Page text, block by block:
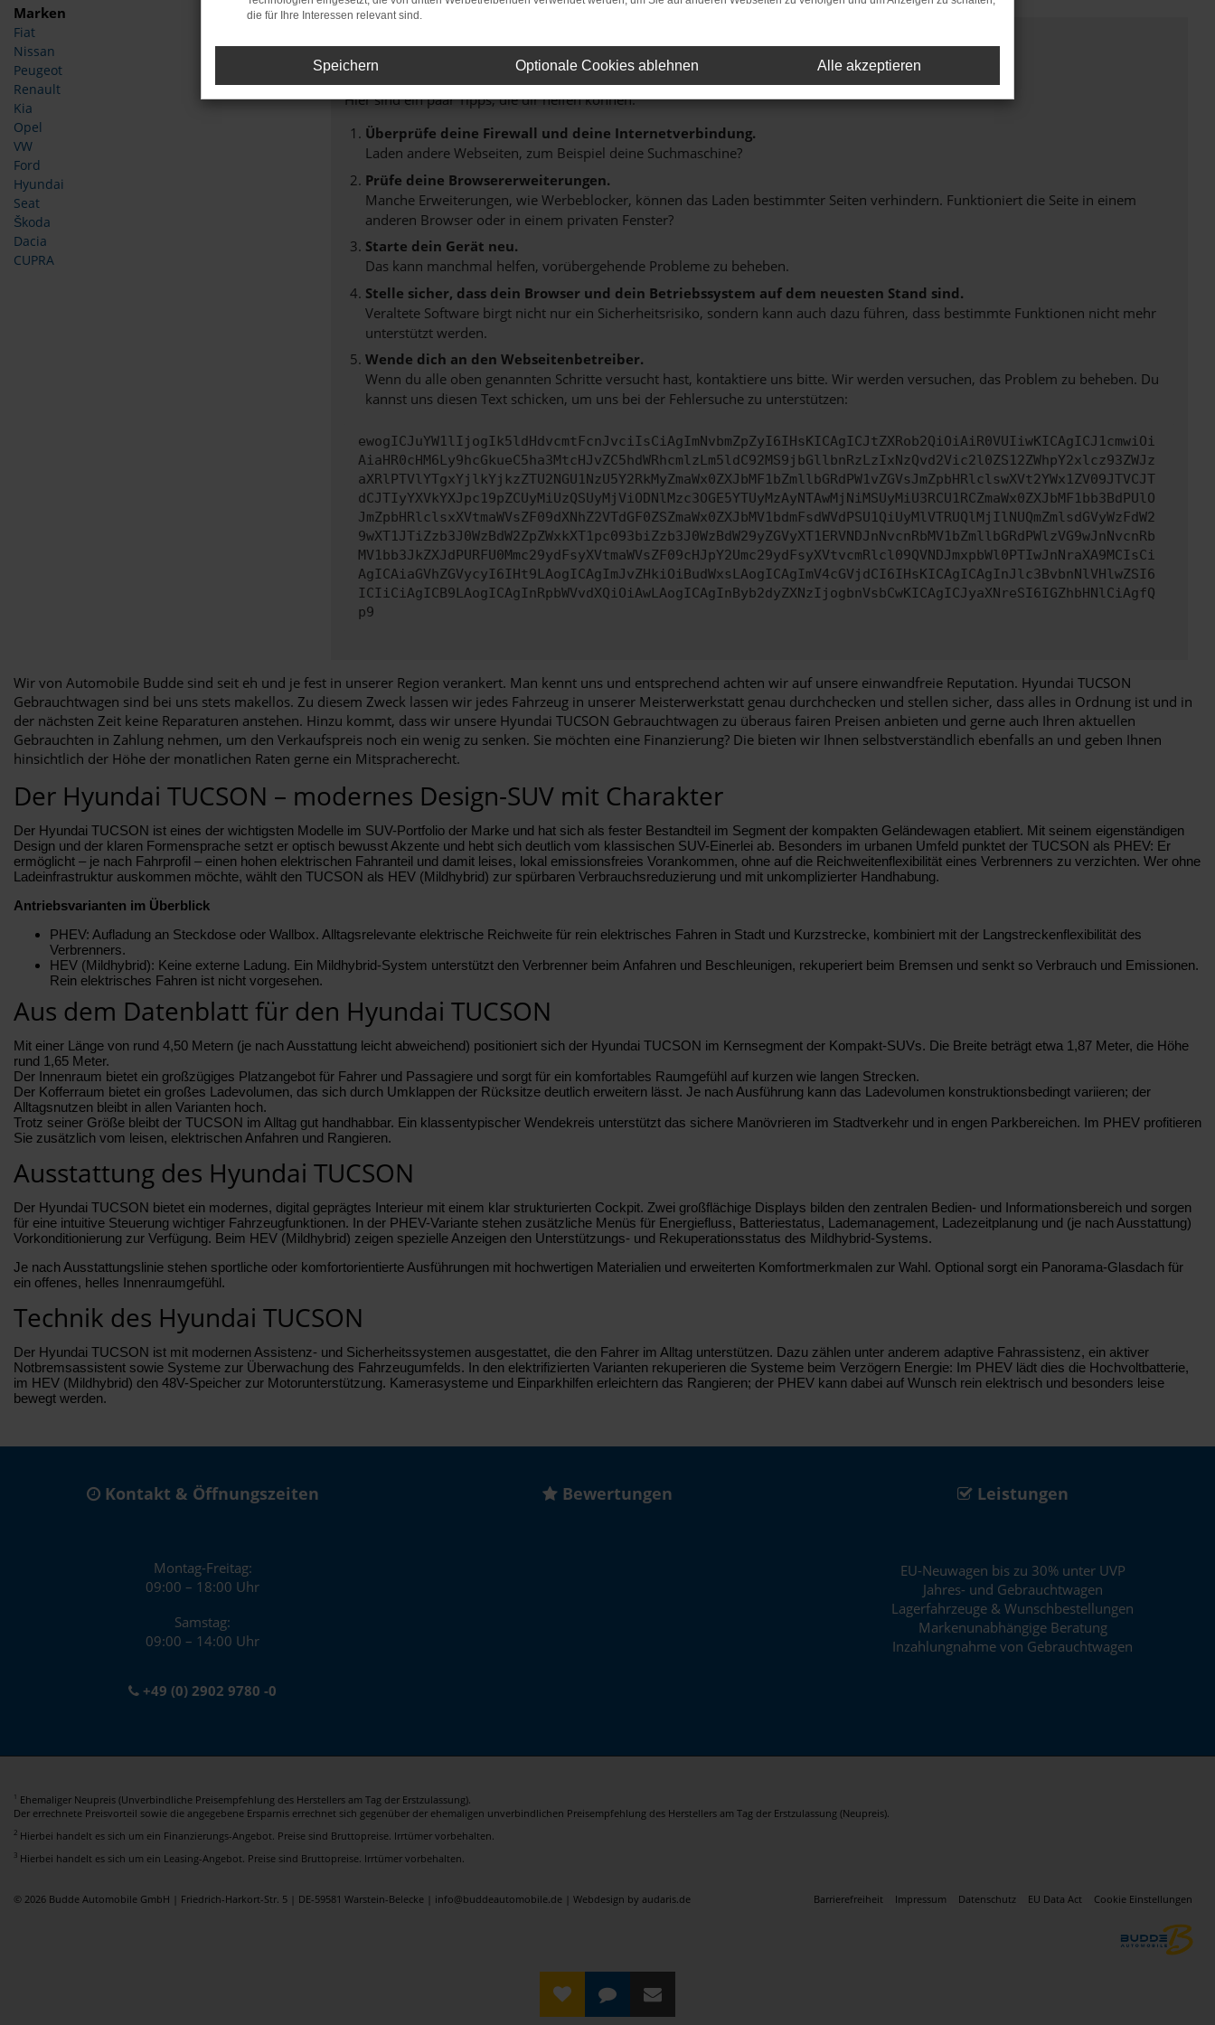
Marken
Fiat
Nissan
Peugeot
Renault
Kia
Opel
VW
Ford
Hyundai
Seat
Škoda
Dacia
CUPRA
Fehler: Network Error
Hier sind ein paar Tipps, die dir helfen können:
Überprüfe deine Firewall und deine Internetverbindung.
Laden andere Webseiten, zum Beispiel deine Suchmaschine?
Prüfe deine Browsererweiterungen.
Manche Erweiterungen, wie Werbeblocker, können das Laden bestimmter Seiten verhindern. Funktioniert die Seite in einem
anderen Browser oder in einem privaten Fenster?
Starte dein Gerät neu.
Das kann manchmal helfen, vorübergehende Probleme zu beheben.
Stelle sicher, dass dein Browser und dein Betriebssystem auf dem neuesten Stand sind.
Veraltete Software birgt nicht nur ein Sicherheitsrisiko, sondern kann auch dazu führen, dass bestimmte Funktionen nicht mehr
unterstützt werden.
Wende dich an den Webseitenbetreiber.
Wenn du alle oben genannten Schritte versucht hast, kontaktiere uns bitte. Wir werden versuchen, das Problem zu beheben. Du
kannst uns diesen Text schicken, um uns bei der Fehlersuche zu unterstützen:
ewogICJuYW1lIjogIk5ldHdvcmtFcnJvciIsCiAgImNvbmZpZyI6IHsKICAgICJtZXRob2QiOiAiR0VUIiwKICAgICJ1cmwiOi
AiaHR0cHM6Ly9hcGkueC5ha3MtcHJvZC5hdWRhcmlzLm5ldC92MS9jbGllbnRzLzIxNzQvd2Vic2l0ZS12ZWhpY2xlcz93ZWJz
aXRlPTVlYTgxYjlkYjkzZTU2NGU1NzU5Y2RkMyZmaWx0ZXJbMF1bZmllbGRdPW1vZGVsJmZpbHRlclswXVt2YWx1ZV09JTVCJT
dCJTIyYXVkYXJpc19pZCUyMiUzQSUyMjViODNlMzc3OGE5YTUyMzAyNTAwMjNiMSUyMiU3RCU1RCZmaWx0ZXJbMF1bb3BdPUlO
JmZpbHRlclsxXVtmaWVsZF09dXNhZ2VTdGF0ZSZmaWx0ZXJbMV1bdmFsdWVdPSU1QiUyMlVTRUQlMjIlNUQmZmlsdGVyWzFdW2
9wXT1JTiZzb3J0WzBdW2ZpZWxkXT1pc093biZzb3J0WzBdW29yZGVyXT1ERVNDJnNvcnRbMV1bZmllbGRdPWlzVG9wJnNvcnRb
MV1bb3JkZXJdPURFU0Mmc29ydFsyXVtmaWVsZF09cHJpY2Umc29ydFsyXVtvcmRlcl09QVNDJmxpbWl0PTIwJnNraXA9MCIsCi
AgICAiaGVhZGVycyI6IHt9LAogICAgImJvZHkiOiBudWxsLAogICAgImV4cGVjdCI6IHsKICAgICAgInJlc3BvbnNlVHlwZSI6
ICIiCiAgICB9LAogICAgInRpbWVvdXQiOiAwLAogICAgInByb2dyZXNzIjogbnVsbCwKICAgICJyaXNreSI6IGZhbHNlCiAgfQ
p9
Wir von Automobile Budde sind seit eh und je fest in unserer Region verankert. Man kennt uns und entsprechend achten wir auf unsere einwandfreie Reputation. Hyundai TUCSON
Gebrauchtwagen sind bei uns stets makellos. Zu diesem Zweck lassen wir jedes Fahrzeug in unserer Meisterwerkstatt genau durchchecken und stellen sicher, dass alles in Ordnung ist und in
der nächsten Zeit keine Reparaturen anstehen. Hinzu kommt, dass wir unsere Hyundai TUCSON Gebrauchtwagen zu überaus fairen Preisen anbieten und gerne auch Ihren aktuellen
Gebrauchten in Zahlung nehmen, um den Verkaufspreis noch ein wenig zu senken. Sie möchten eine Finanzierung? Die bieten wir Ihnen selbstverständlich ebenfalls an und geben Ihnen
hinsichtlich der Höhe der monatlichen Raten gerne ein Mitspracherecht.
Der Hyundai TUCSON – modernes Design-SUV mit Charakter
Der Hyundai TUCSON ist eines der wichtigsten Modelle im SUV-Portfolio der Marke und hat sich als fester Bestandteil im Segment der kompakten Geländewagen etabliert. Mit seinem eigenständigen
Design und der klaren Formensprache setzt er optisch bewusst Akzente und hebt sich deutlich vom klassischen SUV-Einerlei ab. Besonders im urbanen Umfeld punktet der TUCSON als PHEV: Er
ermöglicht – je nach Fahrprofil – einen hohen elektrischen Fahranteil und damit leises, lokal emissionsfreies Vorankommen, ohne auf die Reichweitenflexibilität eines Verbrenners zu verzichten. Wer ohne
Ladeinfrastruktur auskommen möchte, wählt den TUCSON als HEV (Mildhybrid) zur spürbaren Verbrauchsreduzierung und mit unkomplizierter Handhabung.
Antriebsvarianten im Überblick
PHEV: Aufladung an Steckdose oder Wallbox. Alltagsrelevante elektrische Reichweite für rein elektrisches Fahren in Stadt und Kurzstrecke, kombiniert mit der Langstreckenflexibilität des
Verbrenners.
HEV (Mildhybrid): Keine externe Ladung. Ein Mildhybrid-System unterstützt den Verbrenner beim Anfahren und Beschleunigen, rekuperiert beim Bremsen und senkt so Verbrauch und Emissionen.
Rein elektrisches Fahren ist nicht vorgesehen.
Aus dem Datenblatt für den Hyundai TUCSON
Mit einer Länge von rund 4,50 Metern (je nach Ausstattung leicht abweichend) positioniert sich der Hyundai TUCSON im Kernsegment der Kompakt-SUVs. Die Breite beträgt etwa 1,87 Meter, die Höhe
rund 1,65 Meter.
Der Innenraum bietet ein großzügiges Platzangebot für Fahrer und Passagiere und sorgt für ein komfortables Raumgefühl auf kurzen wie langen Strecken.
Der Kofferraum bietet ein großes Ladevolumen, das sich durch Umklappen der Rücksitze deutlich erweitern lässt. Je nach Ausführung kann das Ladevolumen konstruktionsbedingt variieren; der
Alltagsnutzen bleibt in allen Varianten hoch.
Trotz seiner Größe bleibt der TUCSON im Alltag gut handhabbar. Ein klassentypischer Wendekreis unterstützt das sichere Manövrieren im Stadtverkehr und in engen Parkbereichen. Im PHEV profitieren
Sie zusätzlich vom leisen, elektrischen Anfahren und Rangieren.
Ausstattung des Hyundai TUCSON
Der Hyundai TUCSON bietet ein modernes, digital geprägtes Interieur mit einem klar strukturierten Cockpit. Zwei großflächige Displays bilden den zentralen Bedien- und Informationsbereich und sorgen
für eine intuitive Steuerung wichtiger Fahrzeugfunktionen. In der PHEV-Variante stehen zusätzliche Menüs für Energiefluss, Batteriestatus, Lademanagement, Ladezeitplanung und (je nach Ausstattung)
Vorkonditionierung zur Verfügung. Beim HEV (Mildhybrid) zeigen spezielle Anzeigen den Unterstützungs- und Rekuperationsstatus des Mildhybrid-Systems.
Je nach Ausstattungslinie stehen sportliche oder komfortorientierte Ausführungen mit hochwertigen Materialien und erweiterten Komfortmerkmalen zur Wahl. Optional sorgt ein Panorama-Glasdach für
ein offenes, helles Innenraumgefühl.
Technik des Hyundai TUCSON
Der Hyundai TUCSON ist mit modernen Assistenz- und Sicherheitssystemen ausgestattet, die den Fahrer im Alltag unterstützen. Dazu zählen unter anderem adaptive Fahrassistenz, ein aktiver
Notbremsassistent sowie Systeme zur Überwachung des Fahrzeugumfelds. In den elektrifizierten Varianten rekuperieren die Systeme beim Verzögern Energie: Im PHEV lädt dies die Hochvoltbatterie,
im HEV (Mildhybrid) den 48V-Speicher zur Motorunterstützung. Kamerasysteme und Einparkhilfen erleichtern das Rangieren; der PHEV kann dabei auf Wunsch rein elektrisch und besonders leise
bewegt werden.
Kontakt & Öffnungszeiten
Montag-Freitag:
09:00 – 18:00 Uhr
Samstag:
09:00 – 14:00 Uhr
+49 (0) 2902 9780 -0
Bewertungen Leistungen
EU-Neuwagen bis zu 30% unter UVP
Jahres- und Gebrauchtwagen
Lagerfahrzeuge & Wunschbestellungen
Markenunabhängige Beratung
Inzahlungnahme von Gebrauchtwagen
1
Ehemaliger Neupreis (Unverbindliche Preisempfehlung des Herstellers am Tag der Erstzulassung).
Der errechnete Preisvorteil sowie die angegebene Ersparnis errechnet sich gegenüber der ehemaligen unverbindlichen Preisempfehlung des Herstellers am Tag der Erstzulassung (Neupreis).
2 Hierbei handelt es sich um ein Finanzierungs-Angebot. Preise sind Bruttopreise. Irrtümer vorbehalten.
3 Hierbei handelt es sich um ein Leasing-Angebot. Preise sind Bruttopreise. Irrtümer vorbehalten.
Barrierefreiheit Impressum Datenschutz EU Data Act Cookie Einstellungen
© 2026 Budde Automobile GmbH | Friedrich-Harkort-Str. 5 | DE-59581 Warstein-Belecke | info@buddeautomobile.de | Webdesign by audaris.de
die für Ihre Interessen relevant sind.
Speichern Optionale Cookies ablehnen Alle akzeptieren